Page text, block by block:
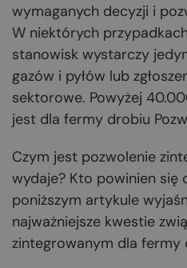
wymaganych decyzji i
W niektórych
stanowisk wystarczy
gazów i pyłów lub
sektorowe. Powyżej
jest dla fermy drobiu
Czym jest pozwolenie
wydaje? Kto powinien się
poniższym artykule
najważniejsze kwestie
zintegrowanym dla